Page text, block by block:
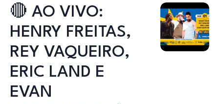
🔴 AO VIVO:
HENRY FREITAS,
REY VAQUEIRO,
ERIC LAND E
EVAN